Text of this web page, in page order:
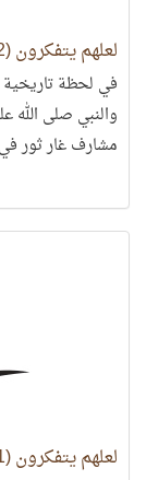
لعلهم يتفكرون (72)
في لحظة تاريخية
والنبي صلى الله
مشارف غار ثور
لعلهم يتفكرون (71)